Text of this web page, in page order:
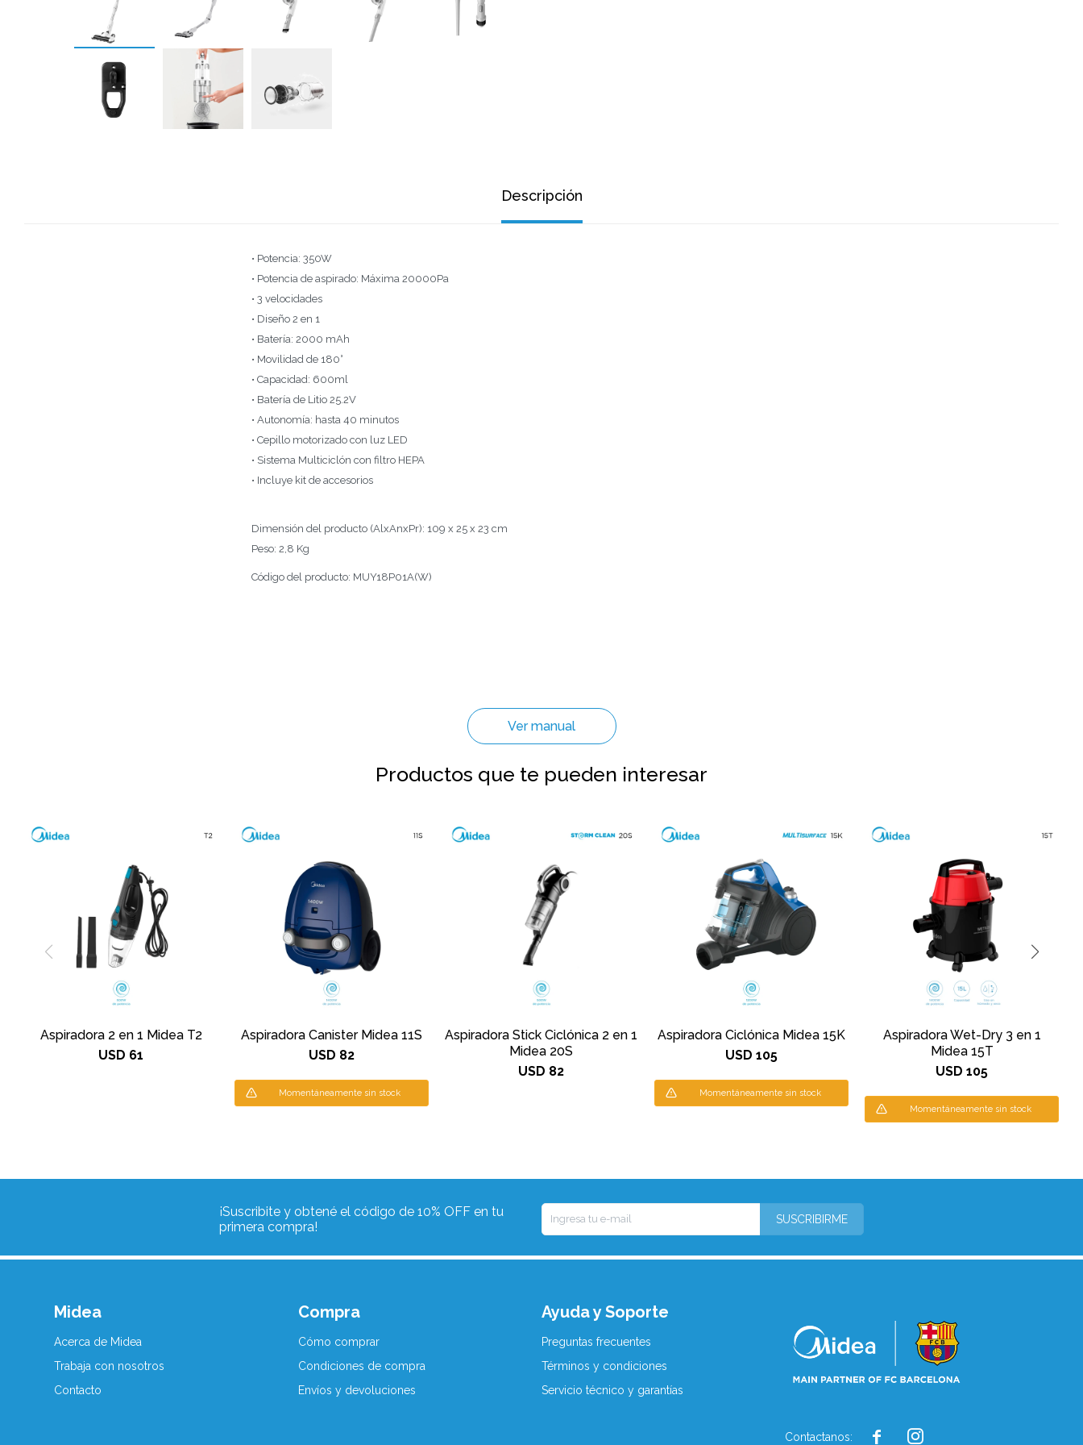
Descripción
• Potencia: 350W
• Potencia de aspirado: Máxima 20000Pa
• 3 velocidades
• Diseño 2 en 1
• Batería: 2000 mAh
• Movilidad de 180°
• Capacidad: 600ml
• Batería de Litio 25.2V
• Autonomía: hasta 40 minutos
• Cepillo motorizado con luz LED
• Sistema Multiciclón con filtro HEPA
• Incluye kit de accesorios
Dimensión del producto (AlxAnxPr): 109 x 25 x 23 cm
Peso: 2,8 Kg
Código del producto: MUY18P01A(W)
Ver manual
Productos que te pueden interesar
Aspiradora 2 en 1 Midea T2
USD 61
Aspiradora Canister Midea 11S
USD 82
Momentáneamente sin stock
Aspiradora Stick Ciclónica 2 en 1
Midea 20S
USD 82
Aspiradora Ciclónica Midea 15K
USD 105
Momentáneamente sin stock
Aspiradora Wet-Dry 3 en 1
Midea 15T
USD 105
Momentáneamente sin stock
Midea
Acerca de Midea
Trabaja con nosotros
Contacto
Compra
Cómo comprar
Condiciones de compra
Envíos y devoluciones
Ayuda y Soporte
Preguntas frecuentes
Términos y condiciones
Servicio técnico y garantías
Contactanos:  
¡Suscribite y obtené el código de 10% OFF en tu
primera compra!
SUSCRIBIRME